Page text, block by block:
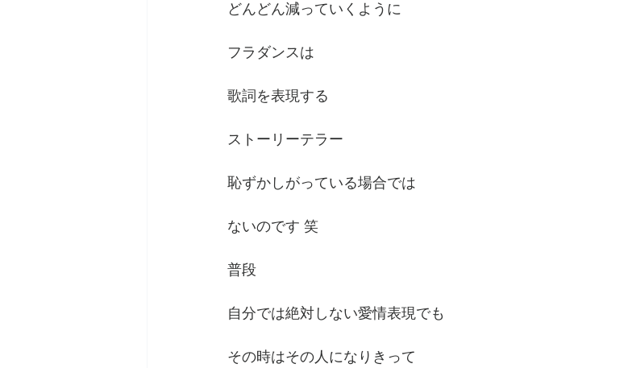
どんどん減っていくように
フラダンスは
歌詞を表現する
ストーリーテラー
恥ずかしがっている場合では
ないのです 笑
普段
自分では絶対しない愛情表現でも
その時はその人になりきって